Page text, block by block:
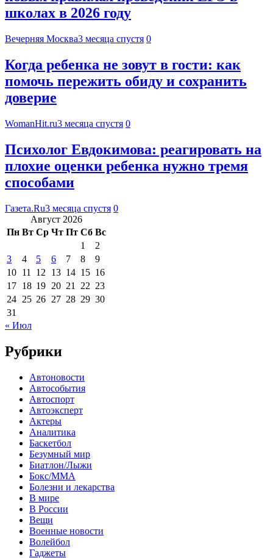
школах в 2026 году
Вечерняя Москва3 месяца спустя 0
Когда ребенка не зовут в гости: как
помочь пережить обиду и сохранить
доверие
WomanHit.ru3 месяца спустя 0
Психолог Евдокимова: реагировать на
плохие оценки ребенка нужно тремя
способами
Газета.Ru3 месяца спустя 0
Август 2026
Пн Вт Ср Чт Пт Сб Вс
1
2
3
4 5 6 7 8
9
10 11 12 13 14 15 16
17 18 19 20 21 22 23
24 25 26 27 28 29 30
31
« Июл
Рубрики
Автоновости
Автособытия
Автоспорт
Автоэксперт
Актеры
Аналитика
Баскетбол
Безумный мир
Биатлон/Лыжи
Бокс/MMA
Болезни и лекарства
В мире
В России
Вещи
Военные новости
Волейбол
Гаджеты